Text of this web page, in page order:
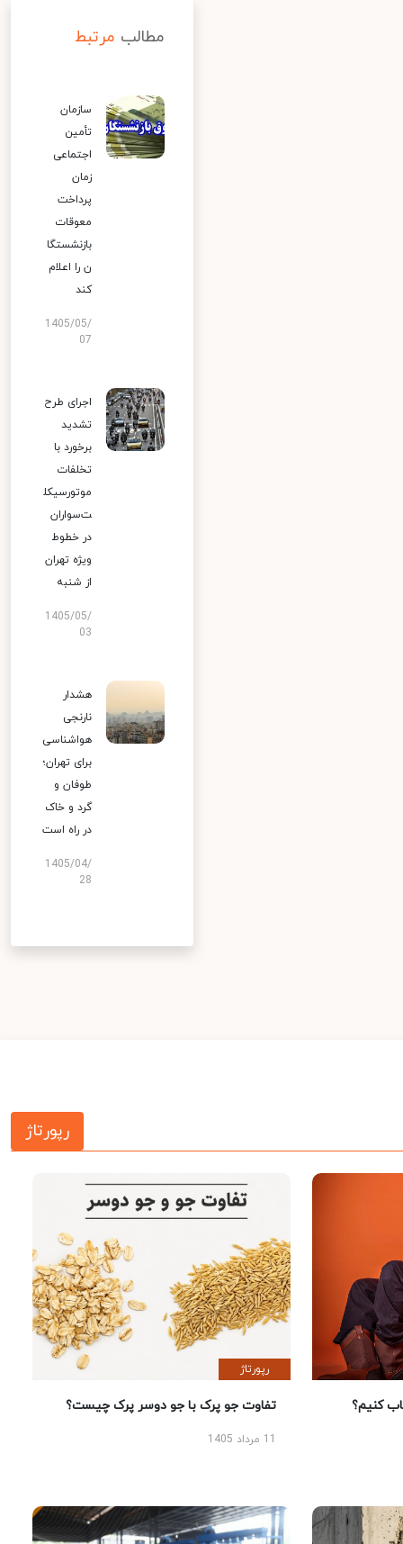
مطالب مرتبط
سازمان
تأمین
اجتماعی
زمان
پرداخت
معوقات
بازنشستگا
ن را اعلام
کند
1405/05/
07
اجرای طرح
تشدید
برخورد با
تخلفات
موتورسیکل
ت‌سواران
در خطوط
ویژه تهران
از شنبه
1405/05/
03
هشدار
نارنجی
هواشناسی
برای تهران؛
طوفان و
گرد و خاک
در راه است
1405/04/
28
رپورتاژ
کنیم؟
رپورتاژ
تفاوت جو پرک با جو دوسر پرک چیست؟